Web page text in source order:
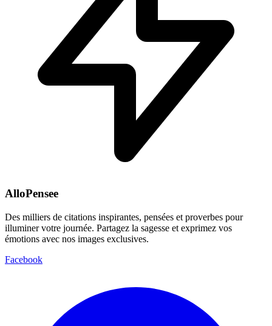
AlloPensee
Des milliers de citations inspirantes, pensées et proverbes pour
illuminer votre journée. Partagez la sagesse et exprimez vos
émotions avec nos images exclusives.
Facebook